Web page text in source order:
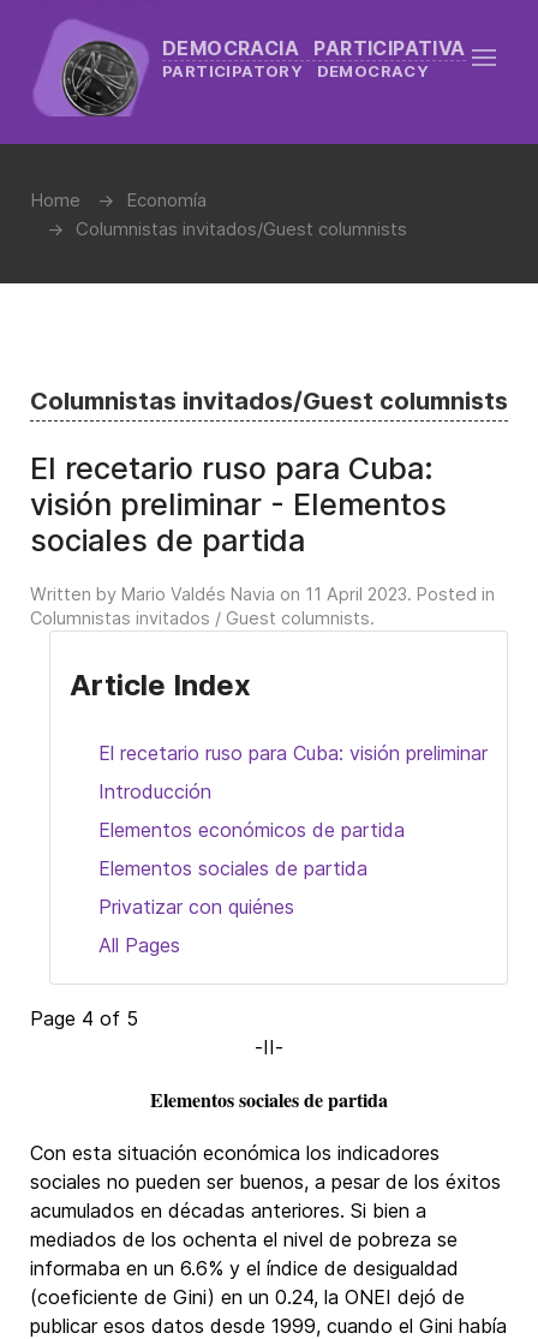
DEMOCRACIA PARTICIPATIVA
PARTICIPATORY DEMOCRACY
Home
Economía
Columnistas invitados/Guest columnists
Columnistas invitados/Guest columnists
El recetario ruso para Cuba:
visión preliminar - Elementos
sociales de partida
Written by Mario Valdés Navia on 11 April 2023. Posted in
Columnistas invitados / Guest columnists.
Article Index
El recetario ruso para Cuba: visión preliminar
Introducción
Elementos económicos de partida
Elementos sociales de partida
Privatizar con quiénes
All Pages
Page 4 of 5
-II-
Elementos sociales de partida
Con esta situación económica los indicadores
sociales no pueden ser buenos, a pesar de los éxitos
acumulados en décadas anteriores. Si bien a
mediados de los ochenta el nivel de pobreza se
informaba en un 6.6% y el índice de desigualdad
(coeficiente de Gini) en un 0.24, la ONEI dejó de
publicar esos datos desde 1999, cuando el Gini había